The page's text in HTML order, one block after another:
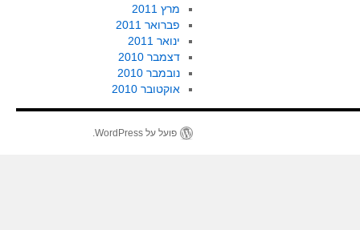
מרץ 2011
פברואר 2011
ינואר 2011
דצמבר 2010
נובמבר 2010
אוקטובר 2010
פועל על WordPress.